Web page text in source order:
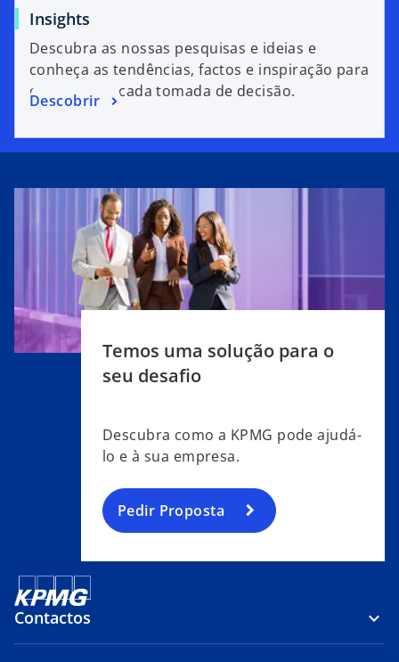
Insights
Descubra as nossas pesquisas e ideias e
conheça as tendências, factos e inspiração para
o apoiar em cada tomada de decisão.
Descobrir
Temos uma solução para o
seu desafio
Descubra como a KPMG pode ajudá-
lo e à sua empresa.
Pedir Proposta
Contactos